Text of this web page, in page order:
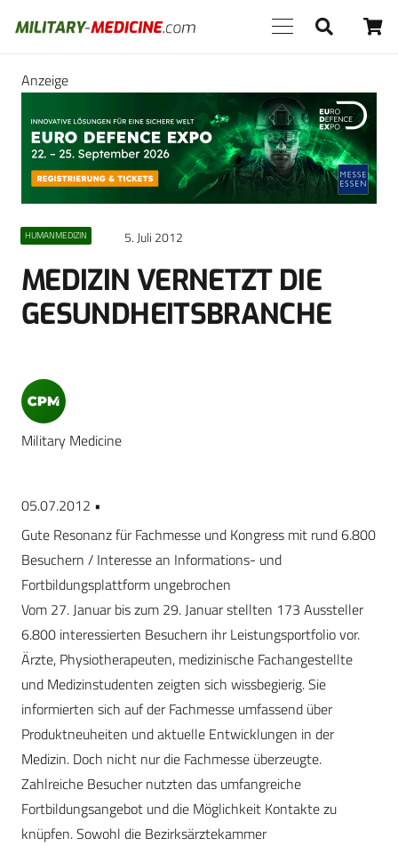
Anzeige
HUMANMEDIZIN 5. Juli 2012
MEDIZIN VERNETZT DIE
GESUNDHEITSBRANCHE
Military Medicine
05.07.2012 •
Gute Resonanz für Fachmesse und Kongress mit rund 6.800
Besuchern / Interesse an Informations- und
Fortbildungsplattform ungebrochen
Vom 27. Januar bis zum 29. Januar stellten 173 Aussteller
6.800 interessierten Besuchern ihr Leistungsportfolio vor.
Ärzte, Physiotherapeuten, medizinische Fachangestellte
und Medizinstudenten zeigten sich wissbegierig. Sie
informierten sich auf der Fachmesse umfassend über
Produktneuheiten und aktuelle Entwicklungen in der
Medizin. Doch nicht nur die Fachmesse überzeugte.
Zahlreiche Besucher nutzten das umfangreiche
Fortbildungsangebot und die Möglichkeit Kontakte zu
knüpfen. Sowohl die Bezirksärztekammer